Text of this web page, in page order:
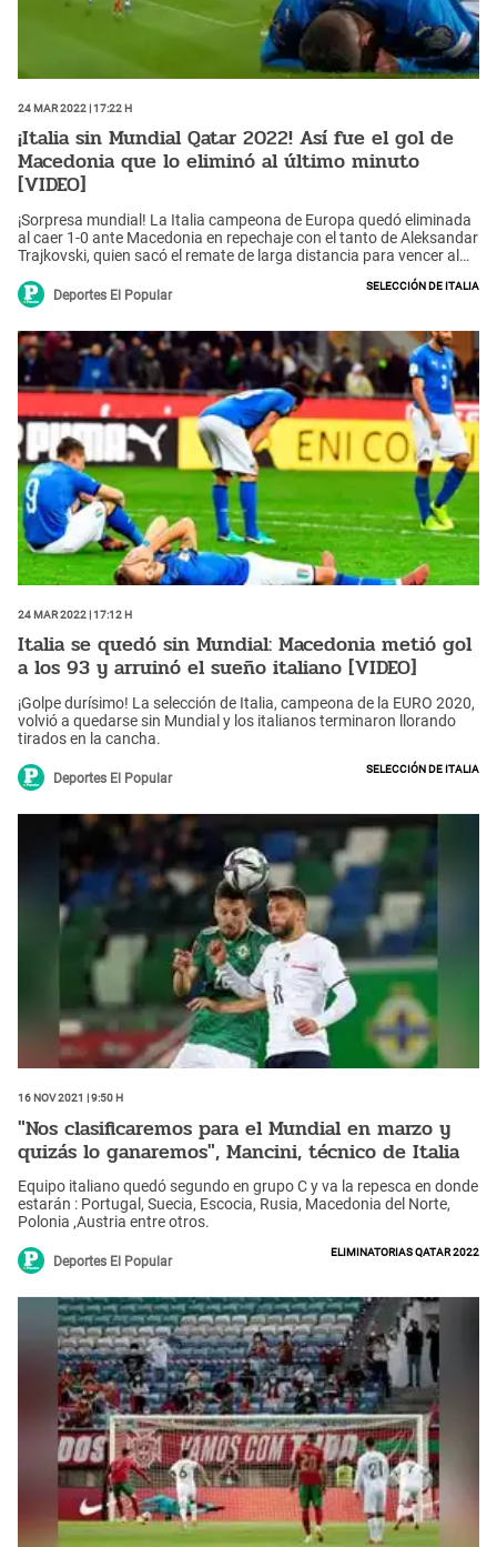
24 Mar 2022 | 17:22 h
¡Italia sin Mundial Qatar 2022! Así fue el gol de
Macedonia que lo eliminó al último minuto
[VIDEO]
¡Sorpresa mundial! La Italia campeona de Europa quedó eliminada
al caer 1-0 ante Macedonia en repechaje con el tanto de Aleksandar
Trajkovski, quien sacó el remate de larga distancia para vencer al
segunda vez consecutiva.
Deportes El Popular
Selección de Italia
24 Mar 2022 | 17:12 h
Italia se quedó sin Mundial: Macedonia metió gol
a los 93 y arruinó el sueño italiano [VIDEO]
¡Golpe durísimo! La selección de Italia, campeona de la EURO 2020,
volvió a quedarse sin Mundial y los italianos terminaron llorando
tirados en la cancha.
Deportes El Popular
Selección de Italia
16 Nov 2021 | 9:50 h
"Nos clasificaremos para el Mundial en marzo y
quizás lo ganaremos", Mancini, técnico de Italia
Equipo italiano quedó segundo en grupo C y va la repesca en donde
estarán : Portugal, Suecia, Escocia, Rusia, Macedonia del Norte,
Polonia ,Austria entre otros.
Deportes El Popular
Eliminatorias Qatar 2022